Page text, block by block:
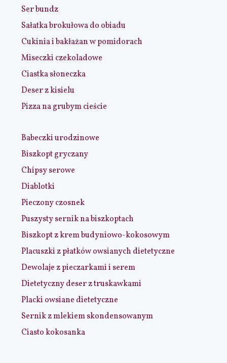
Ser bundz
Sałatka brokułowa do obiadu
Cukinia i bakłażan w pomidorach
Miseczki czekoladowe
Ciastka słoneczka
Deser z kisielu
Pizza na grubym cieście
Babeczki urodzinowe
Biszkopt gryczany
Chipsy serowe
Diablotki
Pieczony czosnek
Puszysty sernik na biszkoptach
Biszkopt z krem budyniowo-kokosowym
Placuszki z płatków owsianych dietetyczne
Dewolaje z pieczarkami i serem
Dietetyczny deser z truskawkami
Placki owsiane dietetyczne
Sernik z mlekiem skondensowanym
Ciasto kokosanka